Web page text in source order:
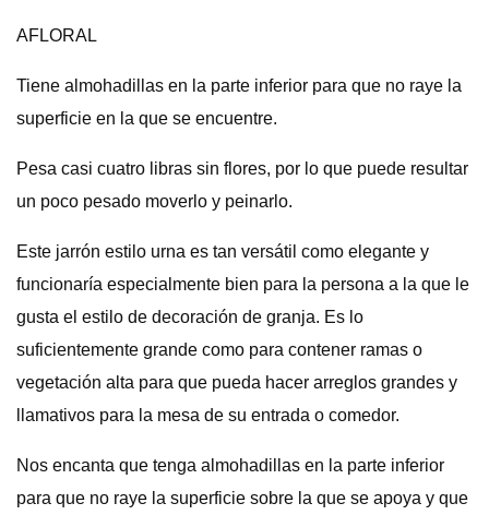
AFLORAL
Tiene almohadillas en la parte inferior para que no raye la
superficie en la que se encuentre.
Pesa casi cuatro libras sin flores, por lo que puede resultar
un poco pesado moverlo y peinarlo.
Este jarrón estilo urna es tan versátil como elegante y
funcionaría especialmente bien para la persona a la que le
gusta el estilo de decoración de granja. Es lo
suficientemente grande como para contener ramas o
vegetación alta para que pueda hacer arreglos grandes y
llamativos para la mesa de su entrada o comedor.
Nos encanta que tenga almohadillas en la parte inferior
para que no raye la superficie sobre la que se apoya y que